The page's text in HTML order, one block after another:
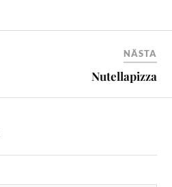
NÄSTA
Nutellapizza